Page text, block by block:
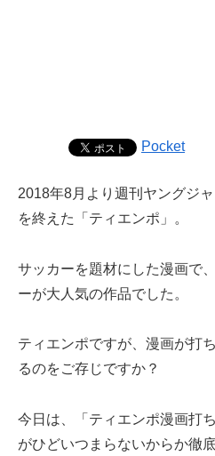
Pocket
2018年8月より週刊ヤングジ
を終えた「ティエンポ」。
サッカーを題材にした漫画で
ーが大人気の作品でした。
ティエンポですが、漫画が打
るのをご存じですか？
今日は、「ティエンポ漫画打
がひどいつまらないからか徹